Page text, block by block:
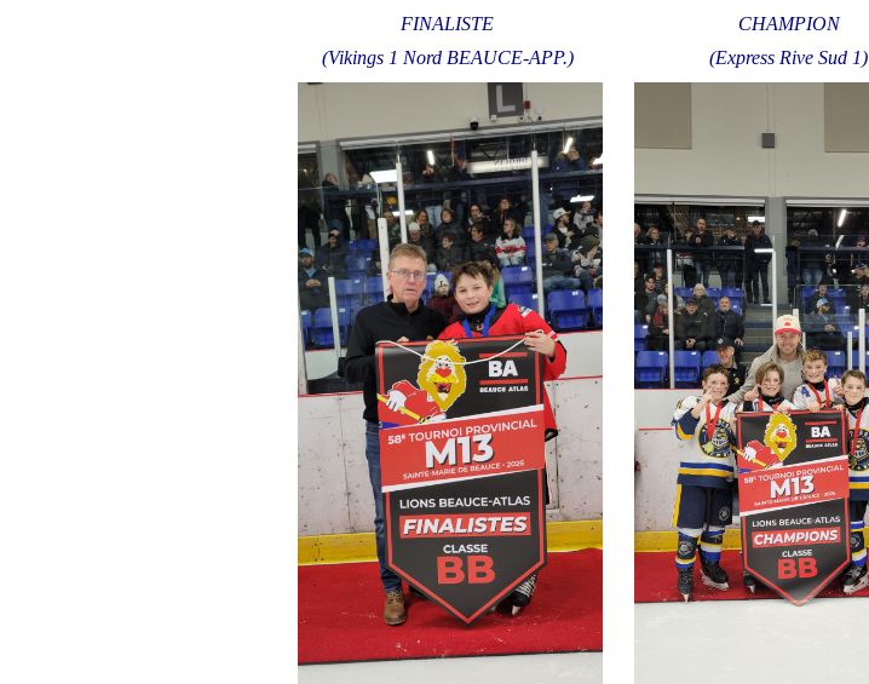
FINALISTE
(Vikings 1 Nord BEAUCE-APP.)
CHAMPION
(Express Rive Sud 1)